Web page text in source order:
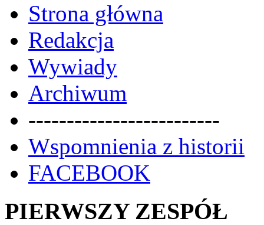
Strona główna
Redakcja
Wywiady
Archiwum
-------------------------
Wspomnienia z historii
FACEBOOK
PIERWSZY ZESPÓŁ